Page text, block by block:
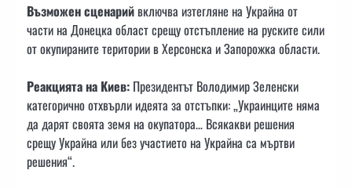
Възможен сценарийвключва изтегляне на Украйна от
части на Донецка област срещу отстъпление на руските сили
от окупираните територии в Херсонска и Запорожка области.
Реакцията на Киев: Президентът Володимир Зеленски
категорично отхвърли идеята за отстъпки: „Украинците няма
да дарят своята земя на окупатора… Всякакви решения
срещу Украйна или без участието на Украйна са мъртви
решения“.